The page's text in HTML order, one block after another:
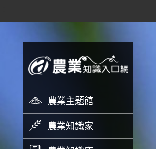
114年度優良農業
農業主題館
農業知識家